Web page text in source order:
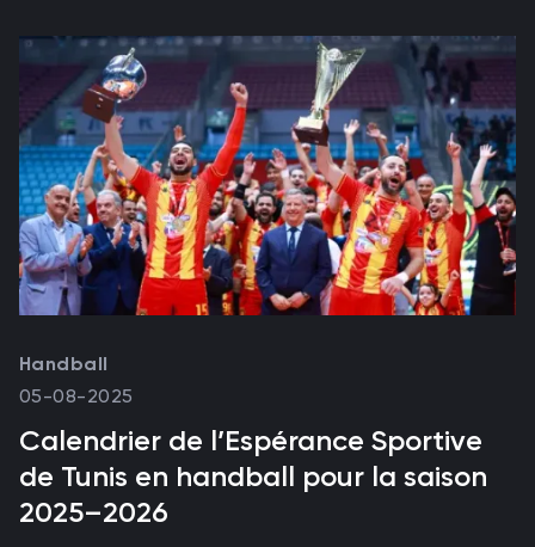
Handball
05-08-2025
Calendrier de l’Espérance Sportive
de Tunis en handball pour la saison
2025–2026